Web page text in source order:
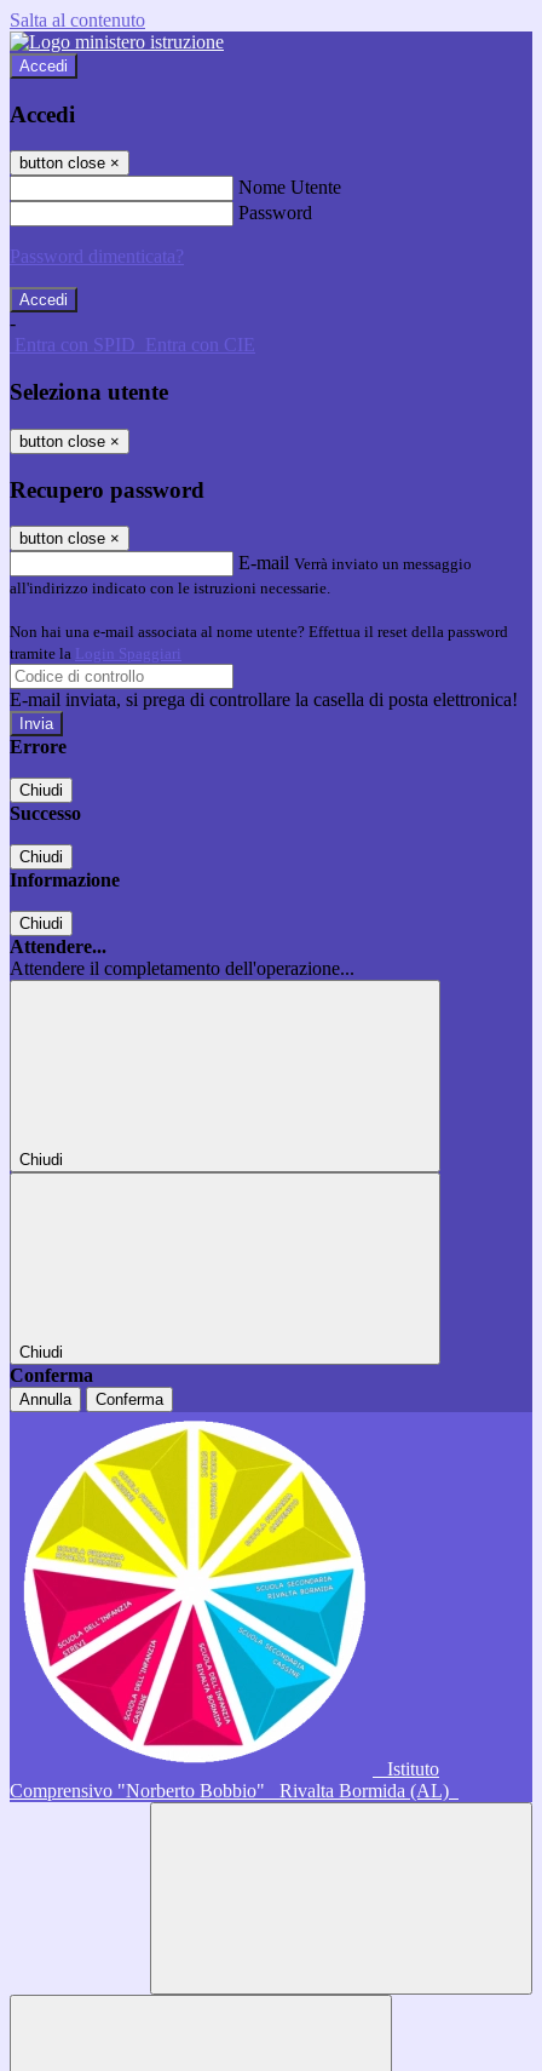
Salta al contenuto
Accedi
Accedi
button close ×
Nome Utente
Password
Password dimenticata?
-
Entra con SPID Entra con CIE
Seleziona utente
button close ×
Recupero password
button close ×
E-mail Verrà inviato un messaggio
all'indirizzo indicato con le istruzioni necessarie.
Non hai una e-mail associata al nome utente? Effettua il reset della password
tramite la Login Spaggiari
E-mail inviata, si prega di controllare la casella di posta elettronica!
Errore
Chiudi
Successo
Chiudi
Informazione
Chiudi
Attendere...
Attendere il completamento dell'operazione...
Chiudi
Chiudi
Conferma
Annulla Conferma
Istituto
Comprensivo "Norberto Bobbio"
Rivalta Bormida (AL)